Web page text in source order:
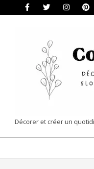
COCON
|
Décorer et créer un